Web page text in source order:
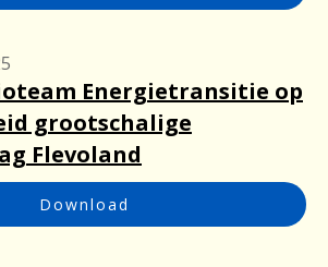
Energietransitie op
grootschalige
Flevoland
Download